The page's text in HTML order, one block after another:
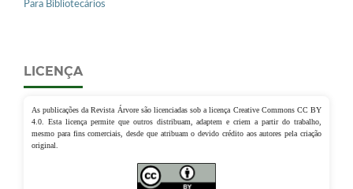
Para Bibliotecários
LICENÇA
As publicações da Revista Árvore são licenciadas sob a licença Creative Commons CC BY
4.0. Esta licença permite que outros distribuam, adaptem e criem a partir do trabalho,
mesmo para fins comerciais, desde que atribuam o devido crédito aos autores pela criação
original.